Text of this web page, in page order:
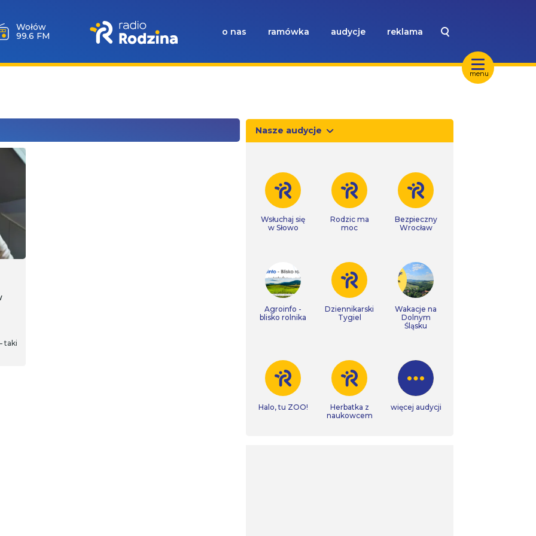
menu
Wołów
99.6 FM
o nas ramówka audycje reklama
taki
Nasze audycje
Wsłuchaj się
w Słowo
Rodzic ma
moc
Bezpieczny
Wrocław
Agroinfo -
blisko rolnika
Dziennikarski
Tygiel
Wakacje na
Dolnym
Śląsku
Halo, tu ZOO!
Herbatka z
naukowcem
więcej audycji